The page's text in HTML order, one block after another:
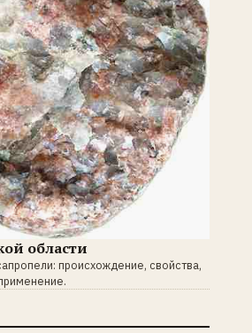
области
происхождение, свойства,